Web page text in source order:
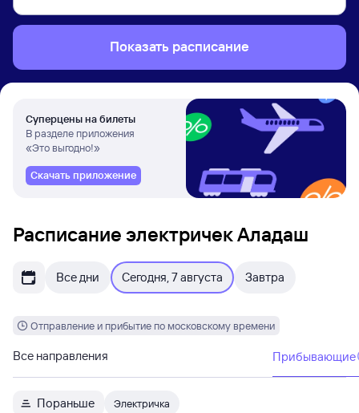
Показать расписание
Суперцены на билеты
В разделе приложения
«Это выгодно!»
Скачать приложение
Расписание электричек Аладаш
Все дни Сегодня, 7 августа Завтра
Отправление и прибытие по московскому времени
Все направления Прибывающие
Пораньше Электричка